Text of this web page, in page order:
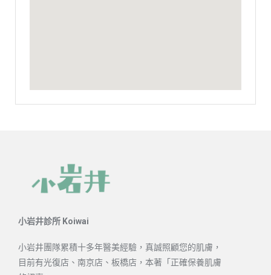
小岩井診所 Koiwai
小岩井團隊累積十多年醫美經驗，真誠照顧您的肌膚，
目前有光復店、南京店、板橋店，本著「正確保養肌膚